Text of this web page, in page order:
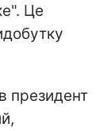
Це
президент